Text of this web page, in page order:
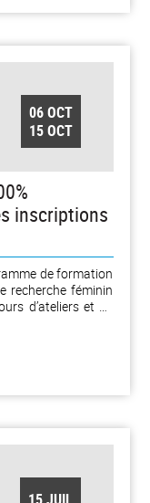
06 OCT
15 OCT
inscriptions
de formation
recherche féminin
d’ateliers et de
en particulier
et la création